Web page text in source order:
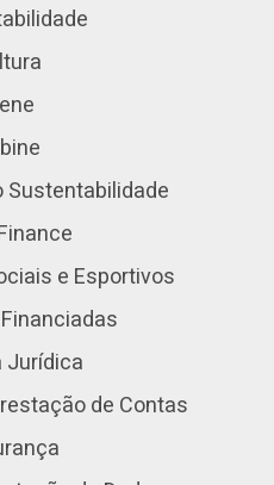
Sustentabilidade
e Esportivos
Jurídica
de Contas